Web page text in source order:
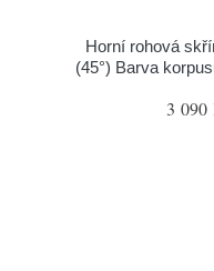
Horní rohová
(45°) Barva
3 090